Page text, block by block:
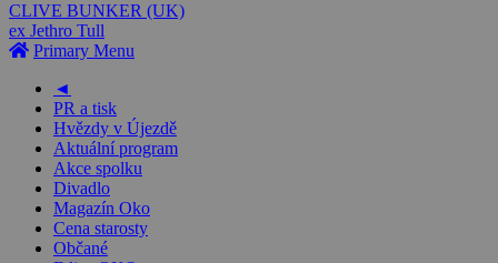
CLIVE BUNKER (UK)
ex Jethro Tull
Primary Menu
◄
PR a tisk
Hvězdy v Újezdě
Aktuální program
Akce spolku
Divadlo
Magazín Oko
Cena starosty
Občané